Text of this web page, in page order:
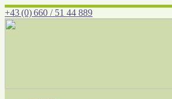
+43 (0) 660 / 51 44 889